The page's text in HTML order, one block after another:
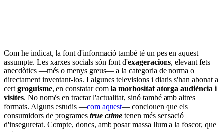
Com he indicat, la font d'informació també té un pes en aquest
assumpte. Les xarxes socials són font d'exageracions, elevant fets
anecdòtics —més o menys greus— a la categoria de norma o
directament inventant-los. I algunes televisions i diaris s'han abonat a
cert groguisme, en constatar com la morbositat atorga audiència i
visites. No només en tractar l'actualitat, sinó també amb altres
formats. Alguns estudis —com aquest— conclouen que els
consumidors de programes true crime tenen més sensació
d'inseguretat. Compte, doncs, amb posar massa llum a la foscor, que